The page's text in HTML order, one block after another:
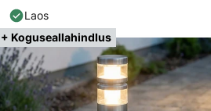
Laos
+ Koguseallahindlus